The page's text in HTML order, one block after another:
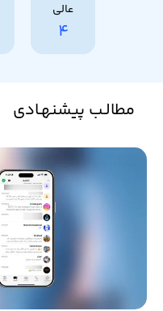
عالی
4
مطالـب پیشنهـادی